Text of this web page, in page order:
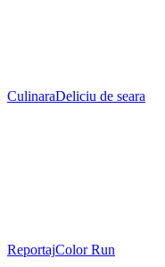
CulinaraDeliciu de seara
ReportajColor Run